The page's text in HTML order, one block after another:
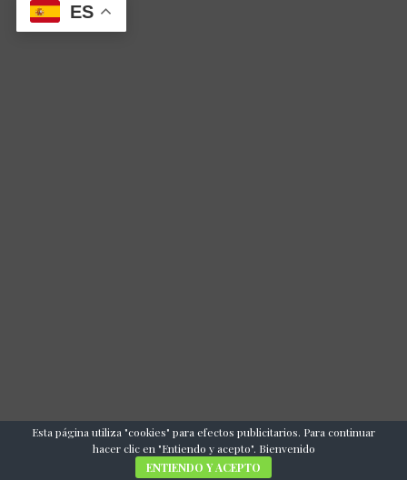
ES
Esta página utiliza "cookies" para efectos publicitarios. Para continuar
hacer clic en "Entiendo y acepto". Bienvenido
ENTIENDO Y ACEPTO